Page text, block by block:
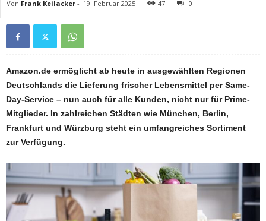
Von Frank Keilacker - 19. Februar 2025 47 0
Amazon.de ermöglicht ab heute in ausgewählten Regionen
Deutschlands die Lieferung frischer Lebensmittel per Same-
Day-Service – nun auch für alle Kunden, nicht nur für Prime-
Mitglieder. In zahlreichen Städten wie München, Berlin,
Frankfurt und Würzburg steht ein umfangreiches Sortiment
zur Verfügung.